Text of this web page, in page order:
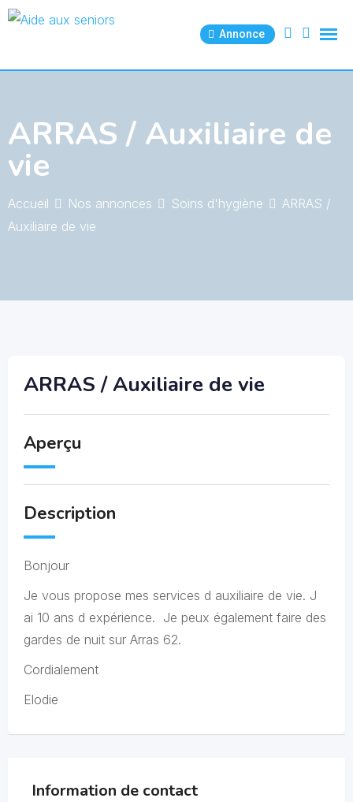
Skip
Annonce
ARRAS / Auxiliaire de
vie
Accueil Nos annonces Soins d'hygiène
ARRAS /
Auxiliaire de vie
ARRAS / Auxiliaire de vie
Aperçu
Description
Bonjour
Je vous propose mes services d auxiliaire de vie. J
ai 10 ans d expérience. Je peux également faire des
gardes de nuit sur Arras 62.
Cordialement
Elodie
Information de contact